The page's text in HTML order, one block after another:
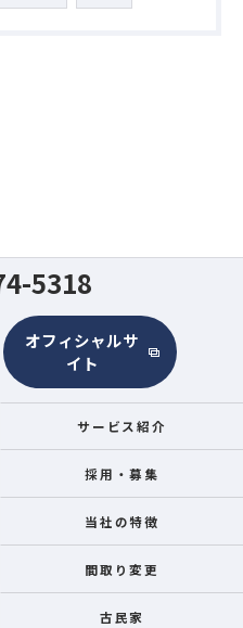
5318
オフィシャルサ
イト
サービス紹介
採用・募集
当社の特徴
間取り変更
古民家